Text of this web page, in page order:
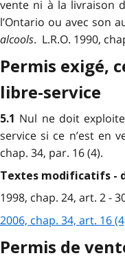
vente ni à la livraison
l’Ontario ou avec son
alcools. L.R.O. 1990,
Permis exigé,
libre-service
5.1
Nul ne doit
service si ce n’est en
chap. 34, par. 16 (4).
Textes modificatifs -
1998, chap. 24, art. 2 -
2006, chap. 34, art. 16
Permis de